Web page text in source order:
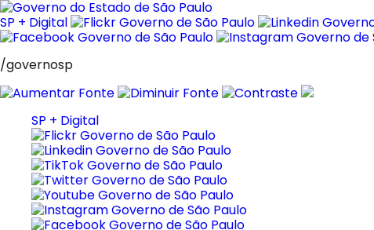
Pular
para
o
SP + Digital
/governosp
SP + Digital